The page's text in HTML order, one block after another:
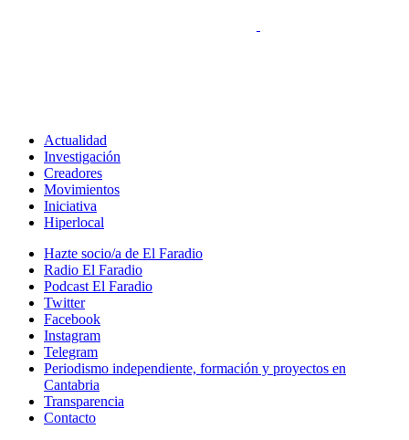
Actualidad
Investigación
Creadores
Movimientos
Iniciativa
Hiperlocal
Hazte socio/a de El Faradio
Radio El Faradio
Podcast El Faradio
Twitter
Facebook
Instagram
Telegram
Periodismo independiente, formación y proyectos en
Cantabria
Transparencia
Contacto